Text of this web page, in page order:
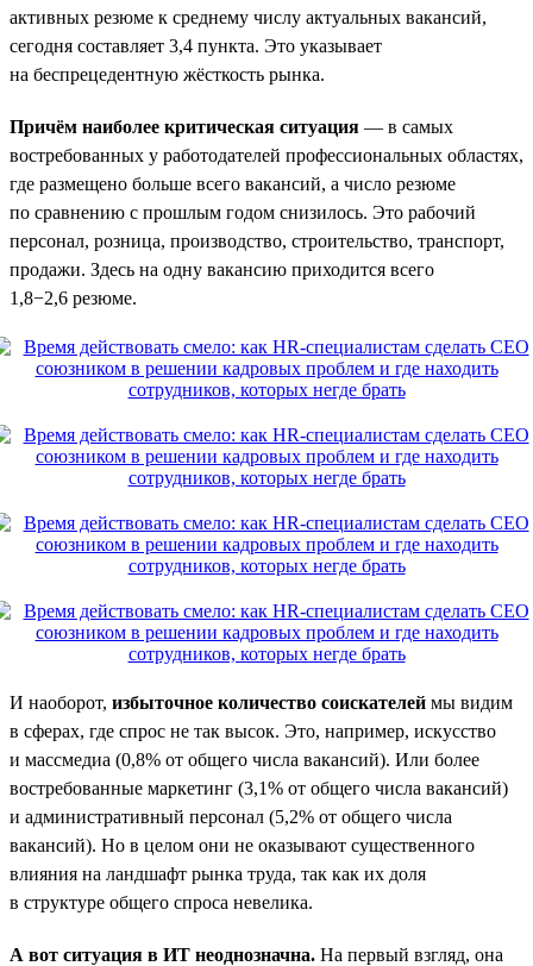
активных резюме к среднему числу актуальных вакансий,
сегодня составляет 3,4 пункта. Это указывает
на беспрецедентную жёсткость рынка.
Причём наиболее критическая ситуация — в самых
востребованных у работодателей профессиональных областях,
где размещено больше всего вакансий, а число резюме
по сравнению с прошлым годом снизилось. Это рабочий
персонал, розница, производство, строительство, транспорт,
продажи. Здесь на одну вакансию приходится всего
1,8−2,6 резюме.
И наоборот, избыточное количество соискателей мы видим
в сферах, где спрос не так высок. Это, например, искусство
и массмедиа (0,8% от общего числа вакансий). Или более
востребованные маркетинг (3,1% от общего числа вакансий)
и административный персонал (5,2% от общего числа
вакансий). Но в целом они не оказывают существенного
влияния на ландшафт рынка труда, так как их доля
в структуре общего спроса невелика.
А вот ситуация в ИТ неоднозначна. На первый взгляд, она